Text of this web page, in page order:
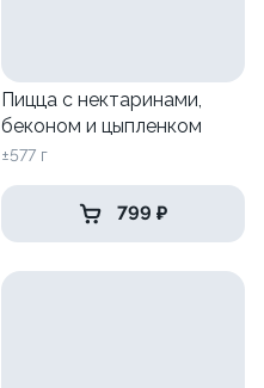
Пицца с нектаринами,
беконом и цыпленком
±577 г
799 ₽